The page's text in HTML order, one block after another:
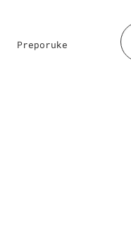
Preporuke